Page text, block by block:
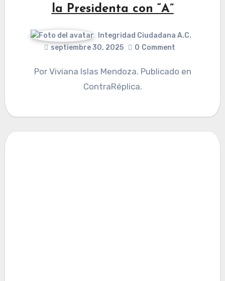
la Presidenta con “A”
Integridad Ciudadana A.C.
septiembre 30, 2025
0 Comment
Por Viviana Islas Mendoza. Publicado en
ContraRéplica.